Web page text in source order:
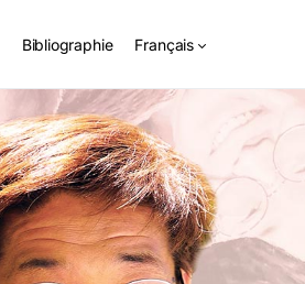
Bibliographie Français